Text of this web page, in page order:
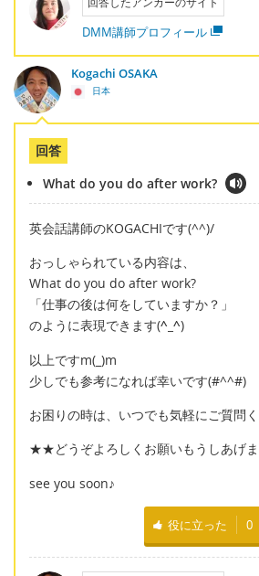
DMM講師プロフィール
Kogachi OSAKA
日本
回答
What do you do after work?
英会話講師のKOGACHIです(^^)/
おっしゃられている内容は、
What do you do after work?
「仕事の後は何をしていますか？」
のように表現できます(^_^)
以上ですm(_)m
少しでも参考になれば幸いです(#^^#)
お困りの時は、いつでも気軽にご質問
★★どうぞよろしくお願いもうしあげ
see you soon♪
役に立った 0